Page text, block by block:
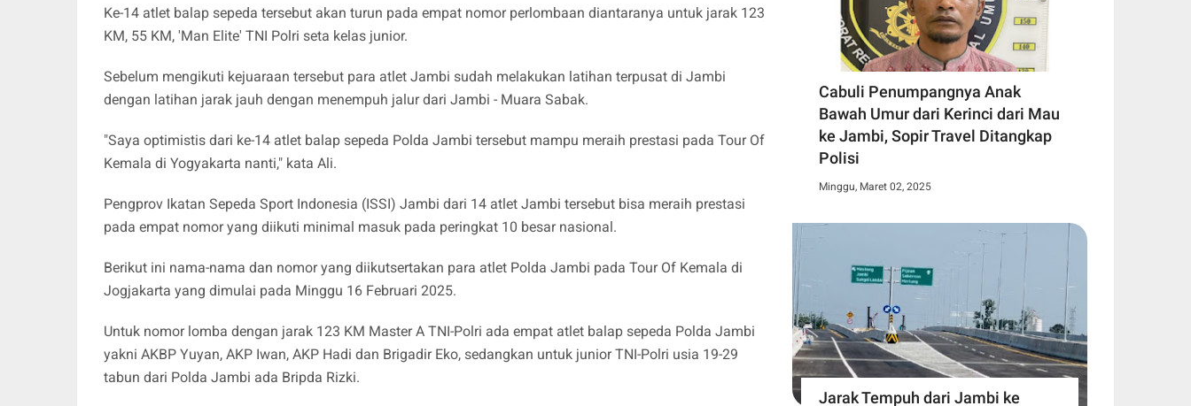
Ke-14 atlet balap sepeda tersebut akan turun pada empat nomor perlombaan diantaranya untuk jarak 123
KM, 55 KM, 'Man Elite' TNI Polri seta kelas junior.
Sebelum mengikuti kejuaraan tersebut para atlet Jambi sudah melakukan latihan terpusat di Jambi
dengan latihan jarak jauh dengan menempuh jalur dari Jambi - Muara Sabak.
"Saya optimistis dari ke-14 atlet balap sepeda Polda Jambi tersebut mampu meraih prestasi pada Tour Of
Kemala di Yogyakarta nanti," kata Ali.
Pengprov Ikatan Sepeda Sport Indonesia (ISSI) Jambi dari 14 atlet Jambi tersebut bisa meraih prestasi
pada empat nomor yang diikuti minimal masuk pada peringkat 10 besar nasional.
Berikut ini nama-nama dan nomor yang diikutsertakan para atlet Polda Jambi pada Tour Of Kemala di
Jogjakarta yang dimulai pada Minggu 16 Februari 2025.
Untuk nomor lomba dengan jarak 123 KM Master A TNI-Polri ada empat atlet balap sepeda Polda Jambi
yakni AKBP Yuyan, AKP Iwan, AKP Hadi dan Brigadir Eko, sedangkan untuk junior TNI-Polri usia 19-29
tabun dari Polda Jambi ada Bripda Rizki.
Cabuli Penumpangnya Anak
Bawah Umur dari Kerinci dari Mau
ke Jambi, Sopir Travel Ditangkap
Polisi
Minggu, Maret 02, 2025
Jarak Tempuh dari Jambi ke